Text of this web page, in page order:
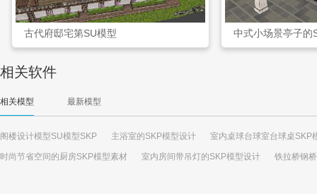
古代府邸宅第SU模型 中式小场景亭子的
相关软件
相关模型 最新模型
阁楼设计模型SU模型SKP 主浴室的SKP模型设计 室内桌球台球室台球桌SKP
时尚节省空间的厨房SKP模型素材 室内房间带吊灯的SKP模型设计 铁拉桥钢